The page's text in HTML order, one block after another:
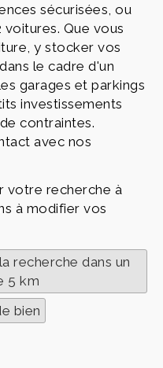
sécurisées, ou
Que vous
y stocker vos
le cadre d'un
garages et parkings
investissements
contraintes.
avec nos
votre recherche à
à modifier vos
recherche dans un
5 km
bien